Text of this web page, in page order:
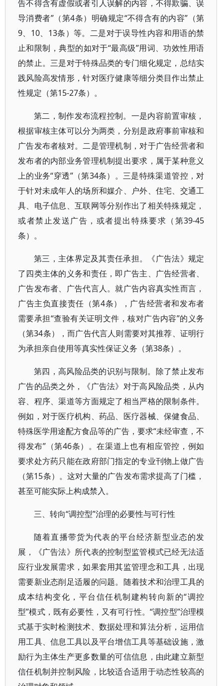
告不得含有虚假或者引人误解的内容，不得欺骗、误
导消费者”（第4条）明确规定“不得含有的内容”（第
9、10、13条）等。二是对于误导性内容和用语的禁
止和限制，典型的如对于“最高级”用词、功效性用语
的禁止。三是对于特殊品类的专门细化规定，总结实
践风险高发情形，针对医疗健康等细分类目作出禁止
性规定（第15-27条）。
第二，制作发布流程控制。一是内容前置审核，
根据审核主体可以分为两类，分别是政府事前审核和
广告发布者核对。二是管理机制，对于广告经营者和
发布者的内部业务管理机制提出要求，属于某种意义
上的业务“穿透”（第34条）。三是特殊渠道管控，对
于针对未成年人的场所和媒介、户外、住宅、交通工
具、电子信息、互联网等分别作出了相关特殊规定，
或者禁止发送广告，或者提出特殊要求（第39-45
条）。
第三，主体界定及其责任承担。《广告法》规定
了四类主体的义务和责任，即广告主、广告经营者、
广告发布者、广告代言人。就广告内容真实性而言，
广告主负直接责任（第4条），广告经营者和发布者
需要承担“查验有关证明文件，核对广告内容”的义务
（第34条），而广告代言人则需要对其推荐、证明行
为承担亲自使用等真实性保证义务（第38条）。
第四，高风险品类的识别与限制。除了禁止发布
广告的品类之外，《广告法》对于高风险品类，从内
容、程序、渠道等方面规定了相当严格的限制条件。
例如，对于医疗机构、药品、医疗器械、保健食品、
特殊医学用途配方食品等的广告，要求“未经审查，不
得发布”（第46条）。在渠道上也有相应管控，例如
要求处方药只能在政府部门指定的专业刊物上做广告
（第15条）。这对大量的广告发布需求提高了门槛，
甚至可能实际上构成禁入。
三、转向“调控型”治理的必要性与可行性
随着直播带货为代表的平台经济新型业态的发
展，《广告法》所代表的控制型监管模式已经无法适
应行业发展需求，如果套用其监管理念和工具，出现
需要新业态削足适履的问题。随着技术和治理工具的
成本结构变化，平台信任机制建构转向新的“调控
型”模式，既有必要性，又有可行性。“调控型”治理模
式基于实时检测技术、数据处理和算法分析，运用信
用工具、信息工具以及平台增信工具等基础设施，激
励行为主体生产更多数量的可信信息，由此建立新型
信任机制并控制风险，比较适合适用于动态性较高的